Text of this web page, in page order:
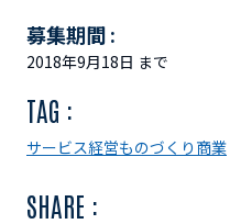
募集期間 :
2018年9月18日 まで
TAG :
サービス経営ものづくり 商業
SHARE :